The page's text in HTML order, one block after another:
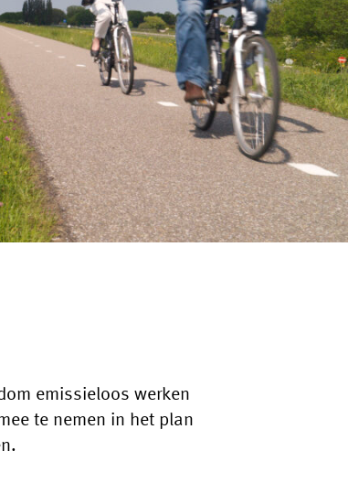
emissieloos werken
te nemen in het plan